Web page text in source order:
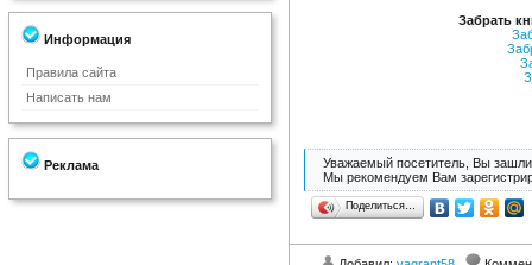
Информация
Правила сайта
Написать нам
Реклама
Забрать
Уважаемый посетитель, Вы зашли
Мы рекомендуем Вам
Поделиться…